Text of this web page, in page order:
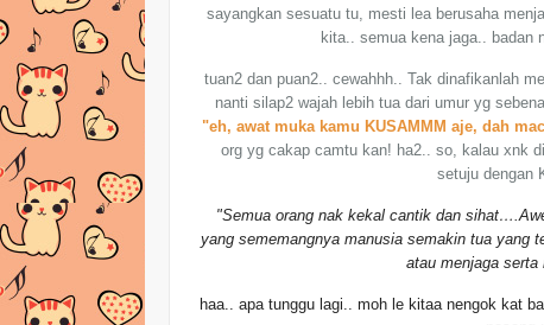
sayangkan sesuatu tu, mesti lea berusaha
kita.. semua kena jaga.. badan
tuan2 dan puan2.. cewahhh.. Tak dinafikanlah
nanti silap2 wajah lebih tua dari umur yg
"eh, awat muka kamu KUSAMMM aje, dah
org yg cakap camtu kan! ha2.. so, kalau xnk
setuju dengan
"Semua orang nak kekal cantik dan
yang sememangnya manusia semakin tua yang
atau menjaga
haa.. apa tunggu lagi.. moh le kitaa nengok kat